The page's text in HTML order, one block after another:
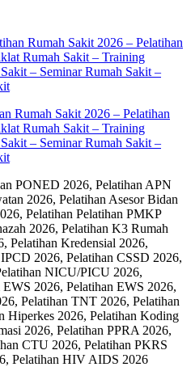
Rumah Sakit 2026 – Pelatihan
Rumah Sakit – Training
– Seminar Rumah Sakit –
PONED 2026, Pelatihan APN
2026, Pelatihan Asesor Bidan
Pelatihan Pelatihan PMKP
2026, Pelatihan K3 Rumah
Pelatihan Kredensial 2026,
2026, Pelatihan CSSD 2026,
NICU/PICU 2026,
2026, Pelatihan EWS 2026,
Pelatihan TNT 2026, Pelatihan
Hiperkes 2026, Pelatihan Koding
2026, Pelatihan PPRA 2026,
CTU 2026, Pelatihan PKRS
Pelatihan HIV AIDS 2026